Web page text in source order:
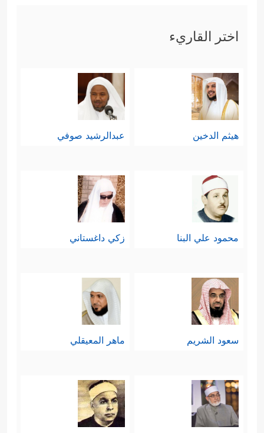
اختر القاريء
هيثم الدخين عبدالرشيد صوفي
محمود علي البنا زكي داغستاني
سعود الشريم ماهر المعيقلي